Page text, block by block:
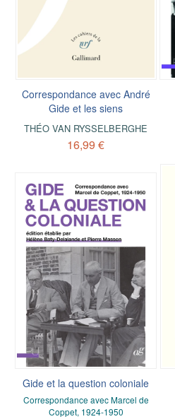
Correspondance avec André
Gide et les siens
THÉO VAN RYSSELBERGHE
16,99 €
Gide et la question coloniale
Correspondance avec Marcel de
Coppet, 1924-1950